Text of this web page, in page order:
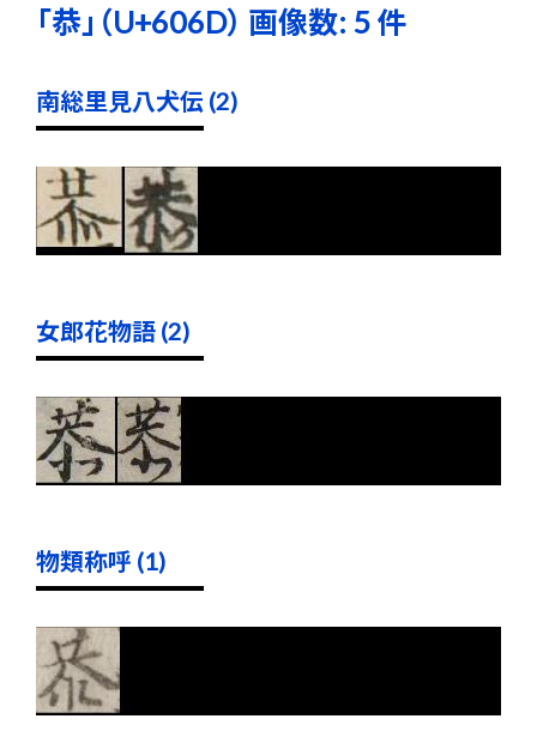
「恭」（U+606D） 画像数: 5 件
南総里見八犬伝 (2)
女郎花物語 (2)
物類称呼 (1)